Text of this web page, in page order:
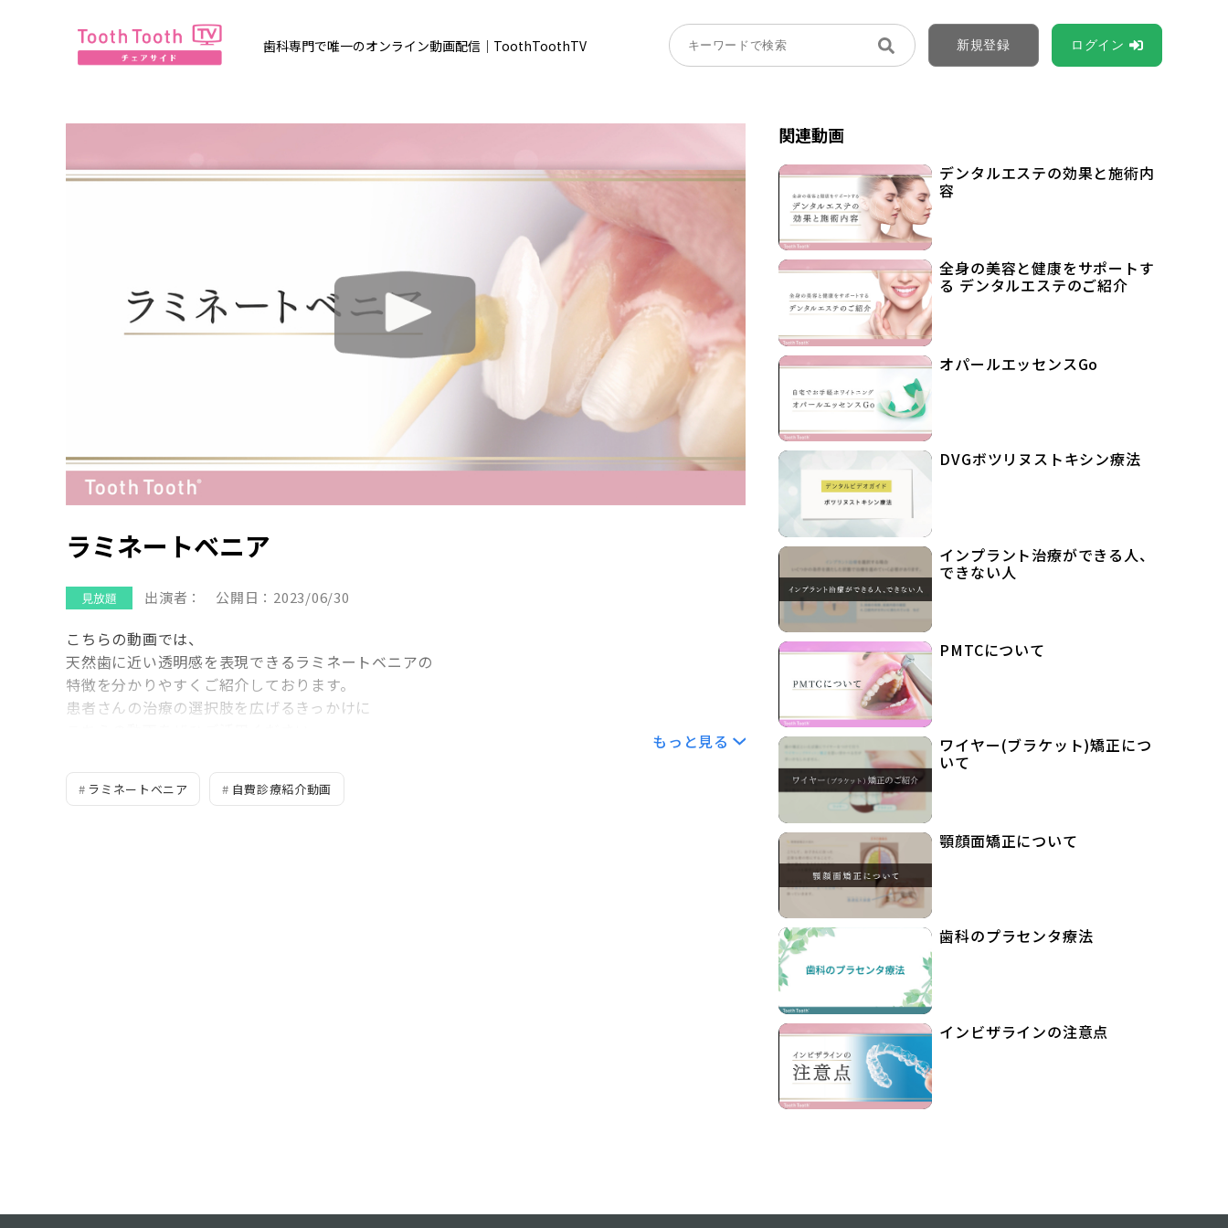
歯科専門で唯一のオンライン動画配信｜ToothToothTV 新規登録 ログイン
ラミネートベニア
出演者： 公開日：2023/06/30
こちらの動画では、
天然歯に近い透明感を表現できるラミネートベニアの
特徴を分かりやすくご紹介しております。
患者さんの治療の選択肢を広げるきっかけに
②ラミネートベニアについて
③ラミネートベニアの特徴
もっと見る
ラミネートベニア 自費診療紹介動画
関連動画
デンタルエステの効果と施術内
容
全身の美容と健康をサポートす
る デンタルエステのご紹介
オパールエッセンスGo
DVGボツリヌストキシン療法
インプラント治療ができる人、
できない人
PMTCについて
ワイヤー(ブラケット)矯正につ
いて
顎顔面矯正について
歯科のプラセンタ療法
インビザラインの注意点